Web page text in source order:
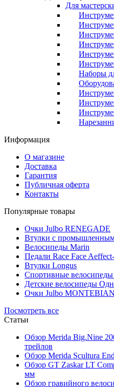
Для
Наборы
Информация
О магазине
Доставка
Гарантия
Публичная оферта
Контакты
Популярные товары
Очки Julbo RENEGADE
Втулки с
Велосипеды Marin
Педали Race Face
Втулки Longus
Спортивные велосипеды
Детские велосипеды
Очки Julbo
Посмотреть все
Статьи
Обзор Merida Big.Nine
трейлов
Обзор Merida Scultura
Обзор GT Zaskar LT
мм
Обзор гравийного